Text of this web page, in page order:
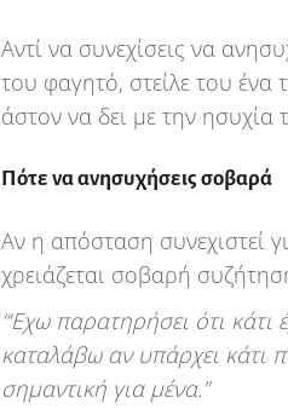
Αντί να συνεχίσεις να
του φαγητό, στείλε του
άστον να δει με την ησυχία
Πότε να ανησυχήσεις σοβαρά
Αν η απόσταση συνεχιστεί
χρειάζεται σοβαρή
“‘Εχω παρατηρήσει ότι
καταλάβω αν υπάρχει κάτι
σημαντική για μένα.”